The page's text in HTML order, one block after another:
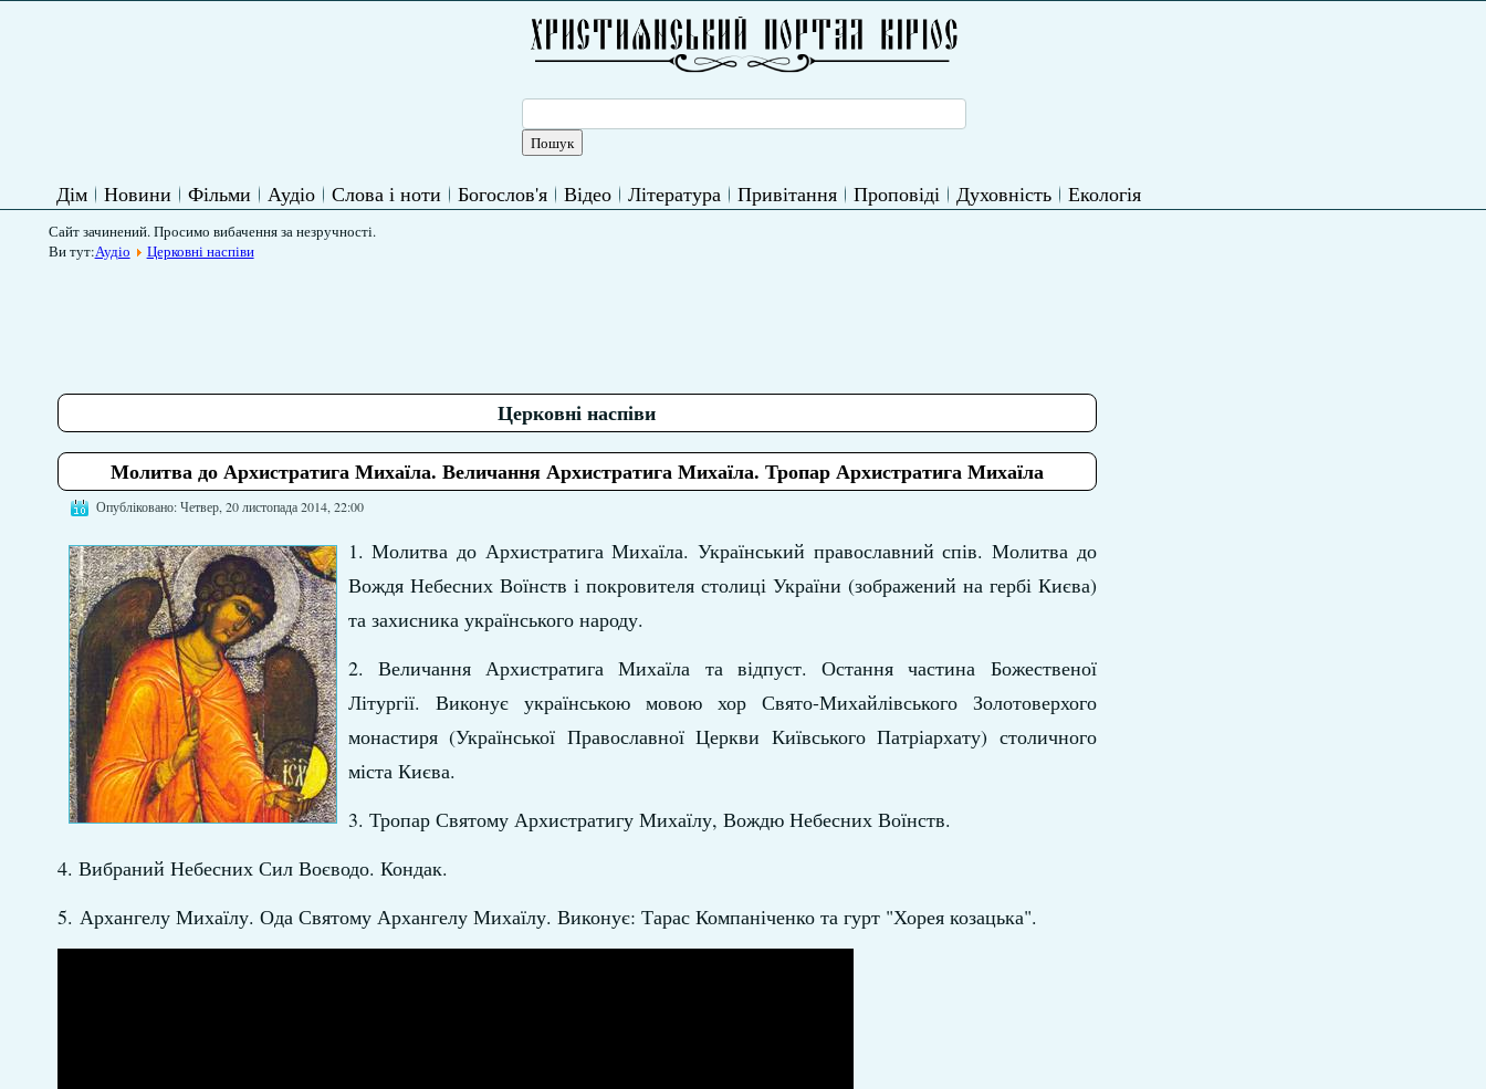
Дім Новини Фільми Аудіо Слова і ноти Богослов'я Відео Література Привітання Проповіді Духовність Екологія
Сайт зачинений. Просимо вибачення за незручності.
Ви тут:Аудіо Церковні наспіви
Церковні наспіви
Молитва до Архистратига Михаїла. Величання Архистратига Михаїла. Тропар Архистратига Михаїла
Опубліковано: Четвер, 20 листопада 2014, 22:00
1. Молитва до Архистратига Михаїла. Український православний спів. Молитва до
Вождя Небесних Воїнств і покровителя столиці України (зображений на гербі Києва)
та захисника українського народу.
2. Величання Архистратига Михаїла та відпуст. Остання частина Божественої
Літургії. Виконує українською мовою хор Свято-Михайлівського Золотоверхого
монастиря (Української Православної Церкви Київського Патріархату) столичного
міста Києва.
3. Тропар Святому Архистратигу Михаїлу, Вождю Небесних Воїнств.
4. Вибраний Небесних Сил Воєводо. Кондак.
5. Архангелу Михаїлу. Ода Святому Архангелу Михаїлу. Виконує: Тарас Компаніченко та гурт "Хорея козацька".